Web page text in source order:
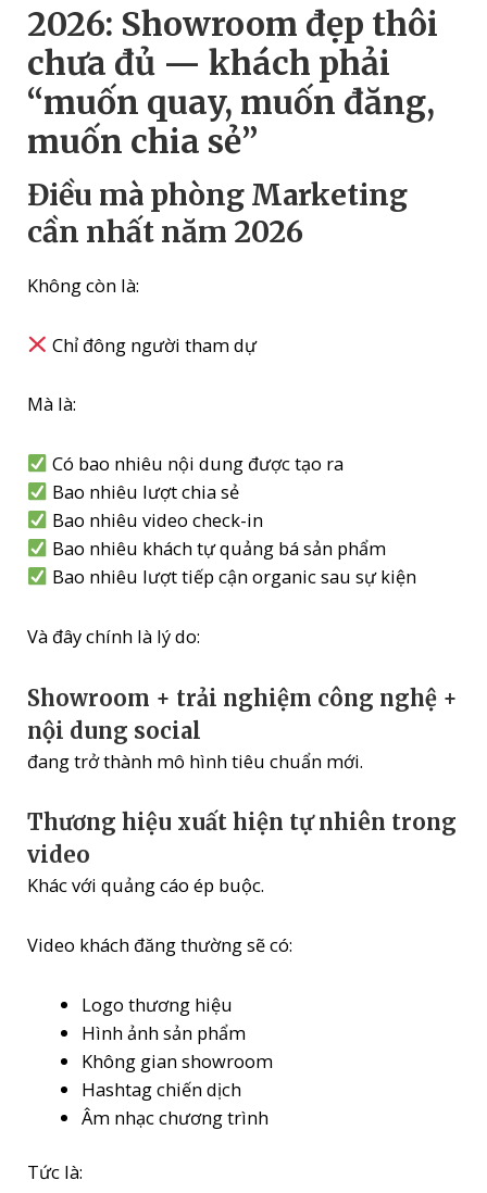
2026: Showroom đẹp thôi
chưa đủ — khách phải
“muốn quay, muốn đăng,
muốn chia sẻ”
Điều mà phòng Marketing
cần nhất năm 2026
Không còn là:
Chỉ đông người tham dự
Mà là:
Có bao nhiêu nội dung được tạo ra
Bao nhiêu lượt chia sẻ
Bao nhiêu video check-in
Bao nhiêu khách tự quảng bá sản phẩm
Bao nhiêu lượt tiếp cận organic sau sự kiện
Và đây chính là lý do:
Showroom + trải nghiệm công nghệ +
nội dung social
đang trở thành mô hình tiêu chuẩn mới.
Thương hiệu xuất hiện tự nhiên trong
video
Khác với quảng cáo ép buộc.
Video khách đăng thường sẽ có:
Logo thương hiệu
Hình ảnh sản phẩm
Không gian showroom
Hashtag chiến dịch
Âm nhạc chương trình
Tức là: